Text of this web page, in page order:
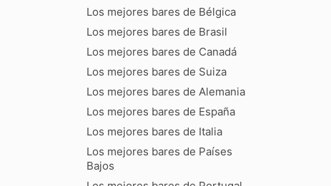
Los mejores bares de Bélgica
Los mejores bares de Brasil
Los mejores bares de Canadá
Los mejores bares de Suiza
Los mejores bares de Alemania
Los mejores bares de España
Los mejores bares de Italia
Los mejores bares de Países
Bajos